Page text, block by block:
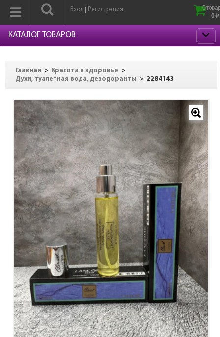
Вход Регистрация
0
0 p
КАТАЛОГ ТОВАРОВ
Главная > Красота и здоровье >
Духи, туалетная вода, дезодоранты > 2284143